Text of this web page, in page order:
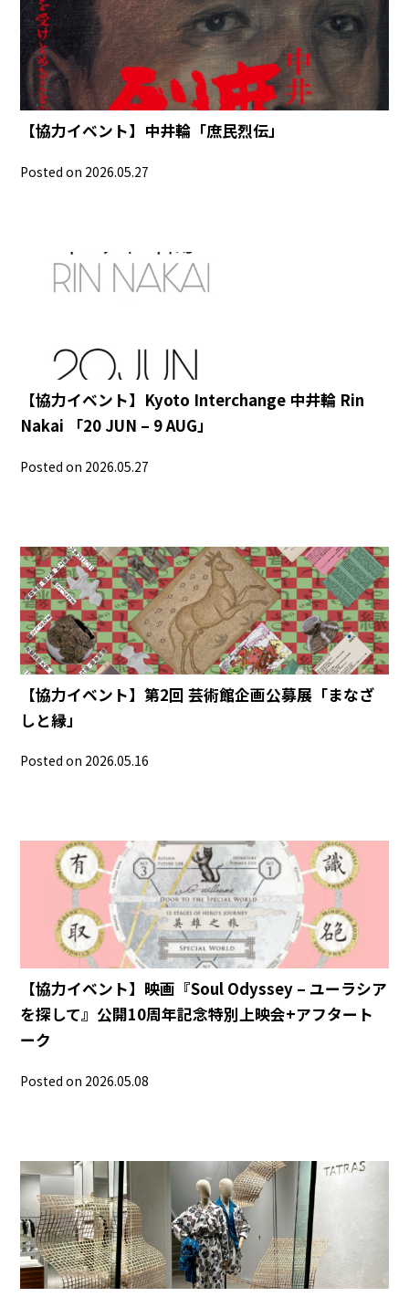
【協力イベント】中井輪「庶民烈伝」
Posted on 2026.05.27
【協力イベント】Kyoto Interchange 中井輪 Rin
Nakai 「20 JUN – 9 AUG」
Posted on 2026.05.27
【協力イベント】第2回 芸術館企画公募展「まなざ
しと縁」
Posted on 2026.05.16
【協力イベント】映画『Soul Odyssey – ユーラシア
を探して』公開10周年記念特別上映会+アフタート
ーク
Posted on 2026.05.08